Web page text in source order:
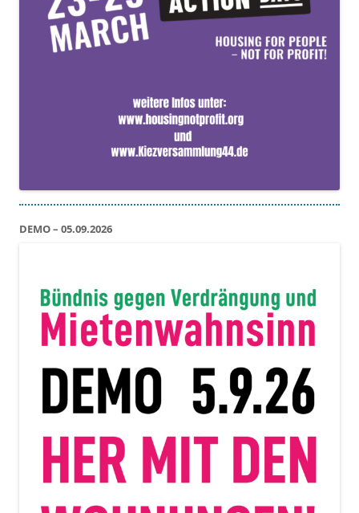
DEMO – 05.09.2026